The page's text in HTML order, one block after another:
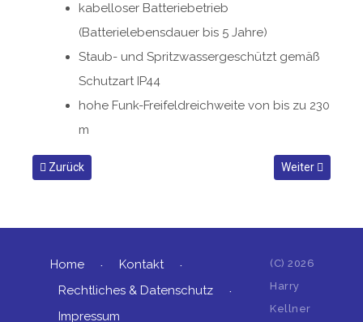
kabelloser Batteriebetrieb
(Batterielebensdauer bis 5 Jahre)
Staub- und Spritzwassergeschützt gemäß
Schutzart IP44
hohe Funk-Freifeldreichweite von bis zu 230
m
Vorheriger Beitrag: Noch ein neues Interface-Modul
Zurück Nächster
Weiter
Home
Kontakt
Rechtliches & Datenschutz
Impressum
(C)2026
Harry
Kellner